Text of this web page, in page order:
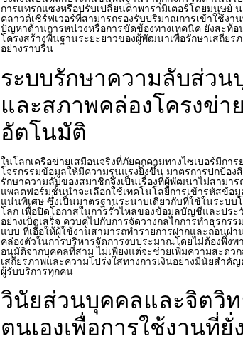
การแทรกแซงหรือปรับเปลี่ยนค่าพารามิเตอร์โดยมนุษย์
คลาวด์เซิร์ฟเวอร์ที่สามารถรองรับปริมาณการเข้าใช้งา
ปัญหาด้านการหน่วงหรือการขัดข้องทางเทคนิค ยังสะท้
โครงสร้างพื้นฐานระยะยาวของผู้พัฒนาเพื่อรักษาเสถียร
อย่างราบรื่น
ระบบรักษาความลับส่ว
และสภาพคล่องโครงข่า
อัตโนมัติ
ในโลกเครือข่ายเสมือนจริงที่ภัยคุกคามทางไซเบอร์มีกา
โจรกรรมข้อมูลให้มีความรุนแรงยิ่งขึ้น มาตรการปกป้อง
รักษาความลับของสมาชิกจึงเป็นเรื่องที่ผู้พัฒนาไม่สามาร
แพลตฟอร์มชั้นนำจะเลือกใช้เทคโนโลยีการเข้ารหัสข้อ
แน่นพิเศษ ซึ่งเป็นมาตรฐานระนาบเดียวกับที่ใช้ในระบบ
โลก เพื่อปิดโอกาสในการรั่วไหลของข้อมูลบัญชีและปร
อย่างเบ็ดเสร็จ ควบคู่ไปกับการจัดวางกลไกการทำธุรกร
แบบ ที่เอื้อให้ผู้ใช้งานสามารถทำรายการฝากและถอนผ่
คล่องตัวในการบริหารจัดการงบประมาณโดยไม่ต้องพึ่ง
อนุมัติจากบุคคลที่สาม ไม่เพียงแต่จะช่วยเพิ่มความสะดว
เสถียรภาพและความโปร่งใสทางการเงินอย่างมีนัยสำคั
ผู้รับบริการทุกคน
วินัยส่วนบุคคลและจิตวิ
ตนเองเพื่อการใช้งานที่ยั่